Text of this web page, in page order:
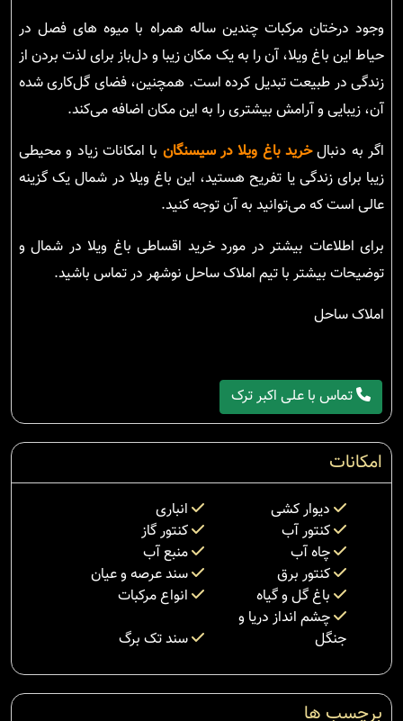
وجود درختان مرکبات چندین ساله همراه با میوه های فصل در
حیاط این باغ ویلا، آن را به یک مکان زیبا و دل‌باز برای لذت بردن از
زندگی در طبیعت تبدیل کرده است. همچنین، فضای گل‌کاری شده
آن، زیبایی و آرامش بیشتری را به این مکان اضافه می‌کند.
اگر به دنبالخرید باغ ویلا در سیسنگان با امکانات زیاد و محیطی
زیبا برای زندگی یا تفریح هستید، این باغ ویلا در شمال یک گزینه
عالی است که می‌توانید به آن توجه کنید.
برای اطلاعات بیشتر در مورد خرید اقساطی باغ ویلا در شمال و
توضیحات بیشتر با تیم املاک ساحل نوشهر در تماس باشید.
املاک ساحل
تماس با علی اکبر ترک
امکانات
دیوار کشی
انباری
کنتور آب
کنتور گاز
چاه آب
منبع آب
کنتور برق
سند عرصه و عیان
باغ گل و گیاه
انواع مرکبات
چشم انداز دریا و
جنگل
سند تک برگ
برچسب ها